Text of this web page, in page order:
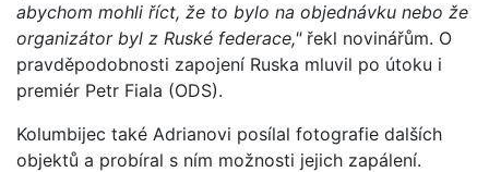
abychom mohli říct, že to bylo na objednávku nebo že
organizátor byl z Ruské federace,"řekl novinářům. O
pravděpodobnosti zapojení Ruska mluvil po útoku i
premiér Petr Fiala (ODS).
Kolumbijec také Adrianovi posílal fotografie dalších
objektů a probíral s ním možnosti jejich zapálení.